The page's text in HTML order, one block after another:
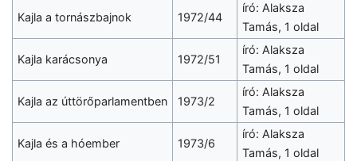
Kajla a tornászbajnok 1972/44
író: Alaksza
Tamás, 1 oldal
Kajla karácsonya 1972/51
író: Alaksza
Tamás, 1 oldal
Kajla az úttörőparlamentben 1973/2
író: Alaksza
Tamás, 1 oldal
Kajla és a hóember 1973/6
író: Alaksza
Tamás, 1 oldal